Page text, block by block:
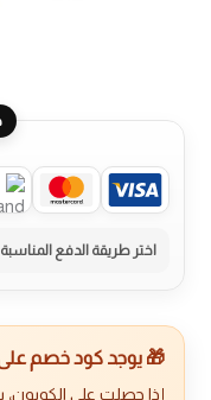
🎁 يوجد كود خصم على
إذا حصلت على